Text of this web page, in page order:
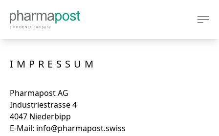
IMPRESSUM
Pharmapost AG
Industriestrasse 4
4047 Niederbipp
E-Mail: info@pharmapost.swiss